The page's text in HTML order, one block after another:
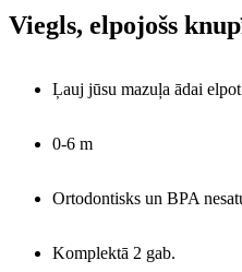
Viegls, elpojošs
Ļauj jūsu mazuļa ādai elpot
0-6 m
Ortodontisks un BPA
Komplektā 2 gab.